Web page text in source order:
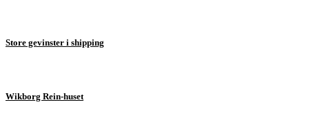
Store gevinster i shipping
Wikborg Rein-huset